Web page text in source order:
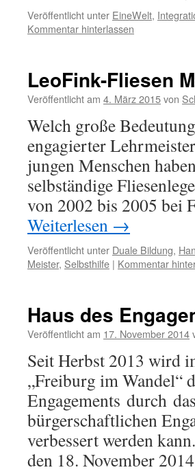
Veröffentlicht unter EineWelt,
Kommentar hinterlassen
LeoFink-Fliesen
Veröffentlicht am 4. März 2015von
Welch große
engagierter
jungen Menschen
selbständige
von 2002 bis 2005
Weiterlesen →
Veröffentlicht unter Duale Bildung,
Meister, Selbsthilfe | Kommentar
Haus des
Veröffentlicht am 17. November 2014
Seit Herbst 2013 wird
„Freiburg im Wandel“
Engagements durch
bürgerschaftlichen
verbessert werden
den 18. November